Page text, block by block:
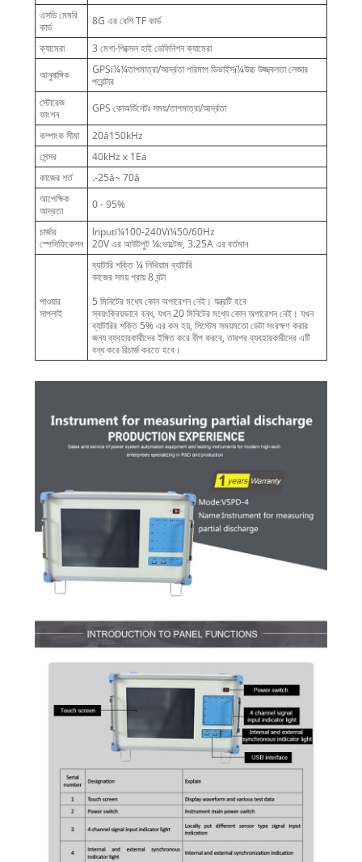
এসডি মেমরি
কার্ড
8G এর বেশি TF কার্ড
ক্যামেরা
3 মেগা-পিক্সেল হাই ডেফিনিশন ক্যামেরা
আনুষাঙ্গিক
GPSï¼¼তাপমাত্রা/আর্দ্রতা পরিমাপ ডিভাইসï¼উচ্চ উজ্জ্বলতা লেজার
পয়েন্টার
স্টোরেজ
ফাংশন
GPS কোঅর্ডিনেটঃ সময়/তাপমাত্রা/আর্দ্রতা
কম্পাংক সীমা
20â150kHz
সেন্সর
40kHz x 1Ea
কাজের শর্ত
.-25â~ 70â
আপেক্ষিক
আদ্রতা
0 - 95%
চার্জার
স্পেসিফিকেশন
Inputï¼100-240Vï¼50/60Hz
20V এর আউটপুট ¼ভোল্টেজ, 3.25A এর বর্তমান
পাওয়ার
সাপ্লাই
ব্যাটারি শক্তি ¼ লিথিয়াম ব্যাটারি
কাজের সময় প্রায় 8 ঘন্টা
5 মিনিটের মধ্যে কোন অপারেশন নেই। যন্ত্রটি হবে
স্বয়ংক্রিয়ভাবে বন্ধ, যখন 20 মিনিটের মধ্যে কোন অপারেশন নেই। যখন
ব্যাটারির শক্তি 5% এর কম হয়, সিস্টেম সময়মতো ডেটা সংরক্ষণ করার
জন্য ব্যবহারকারীদের ইঙ্গিত করে বীপ করবে, তারপর ব্যবহারকারীদের এটি
বন্ধ করে রিচার্জ করতে হবে।